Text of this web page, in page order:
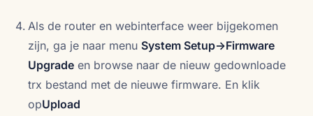
Als de router en webinterface weer bijgekomen
zijn, ga je naar menu System Setup->Firmware
Upgrade en browse naar de nieuw gedownloade
trx bestand met de nieuwe firmware. En klik
opUpload